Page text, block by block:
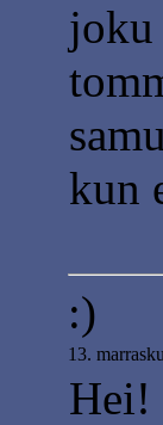
joku
kun
:)
13.
Hei!